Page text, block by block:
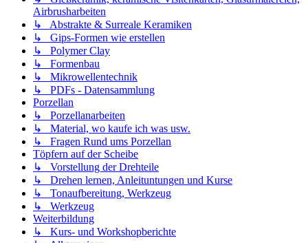
Airbrusharbeiten
↳ Abstrakte & Surreale Keramiken
↳ Gips-Formen wie erstellen
↳ Polymer Clay
↳ Formenbau
↳ Mikrowellentechnik
↳ PDFs - Datensammlung
Porzellan
↳ Porzellanarbeiten
↳ Material, wo kaufe ich was usw.
↳ Fragen Rund ums Porzellan
Töpfern auf der Scheibe
↳ Vorstellung der Drehteile
↳ Drehen lernen, Anleituntungen und Kurse
↳ Tonaufbereitung, Werkzeug
↳ Werkzeug
Weiterbildung
↳ Kurs- und Workshopberichte